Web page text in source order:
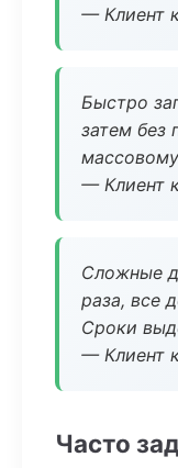
— Клиент
Быстро
затем без
— Клиент
Сложные
раза, все
Сроки
— Клиент
Часто